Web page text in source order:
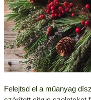
Felejtsd el a műanyag